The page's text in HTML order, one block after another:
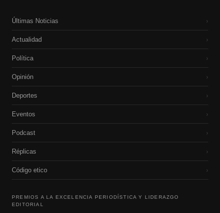
Últimas Noticias ›
Actualidad ›
Política ›
Opinión ›
Deportes ›
Eventos ›
Podcast ›
Réplicas ›
Código etico ›
PREMIOS A LA EXCELENCIA PERIODÍSTICA Y LIDERAZGO
EDITORIAL